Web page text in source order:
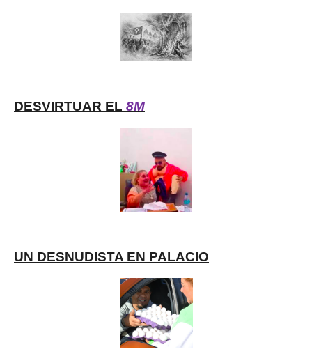
DESVIRTUAR EL 8M
UN DESNUDISTA EN PALACIO